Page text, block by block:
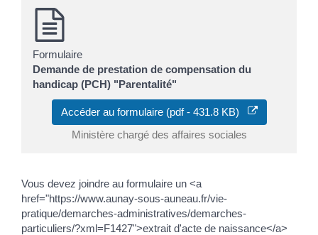
Formulaire
Demande de prestation de compensation du
handicap (PCH) "Parentalité"
Accéder au formulaire (pdf - 431.8 KB)
Ministère chargé des affaires sociales
Vous devez joindre au formulaire un <a
href="https://www.aunay-sous-auneau.fr/vie-
pratique/demarches-administratives/demarches-
particuliers/?xml=F1427">extrait d'acte de naissance</a>